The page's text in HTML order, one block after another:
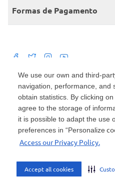
We use our own and third-
navigation, performance, and
obtain statistics. By clicking on
agree to the storage of
it is possible to adapt the use
preferences in “Personalize
Access our Privacy Policy.
Accept all cookies
Consumidor.gov
Produtos Carrefour
Políticas de entregas
Políticas de trocas e
Formas de Pagamento
Mercado: Carrefour Comércio e
nº 420, Empresarial Gato Preto,
45.543.915/0846-95
Drogaria: Carrefour Comercio e
15187, Loja 104/105/106 Bloco A
CEP 04794-000 | CNPJ: 45.543.915/
Envio de documentos administrativos
Tamboré, Barueri - SP | CEP 06460-020
atendimento@carrefour.com.br